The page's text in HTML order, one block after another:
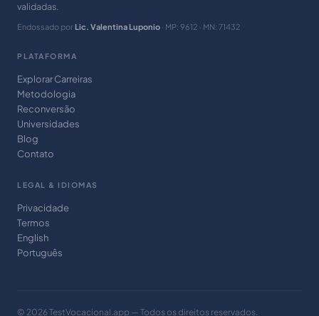
validadas.
Endossado por Lic. Valentina Luponio · MP: 9612 · MN: 71432
PLATAFORMA
Explorar Carreiras
Metodologia
Reconversão
Universidades
Blog
Contato
LEGAL & IDIOMAS
Privacidade
Termos
English
Português
© 2026 TestVocacional.app — Todos os direitos reservados.